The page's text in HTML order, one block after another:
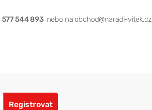
577 544 893 nebo na obchod@naradi-vitek.cz
Registrovat